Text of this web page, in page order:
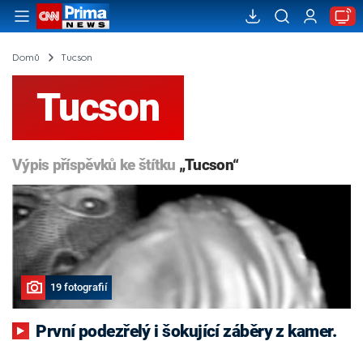
Domů Tucson
Tucson
Výpis příspěvků ke štítku „Tucson“
19 fotografií